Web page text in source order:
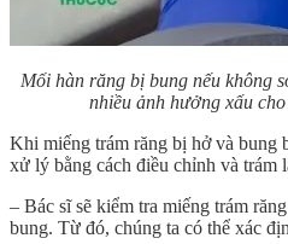
Mối hàn răng bị bung nếu không
nhiều ảnh hưởng xấu
Khi miếng trám răng bị hở và bung
xử lý bằng cách điều chỉnh và trám
– Bác sĩ sẽ kiểm tra miếng trám
bung. Từ đó, chúng ta có thể xác